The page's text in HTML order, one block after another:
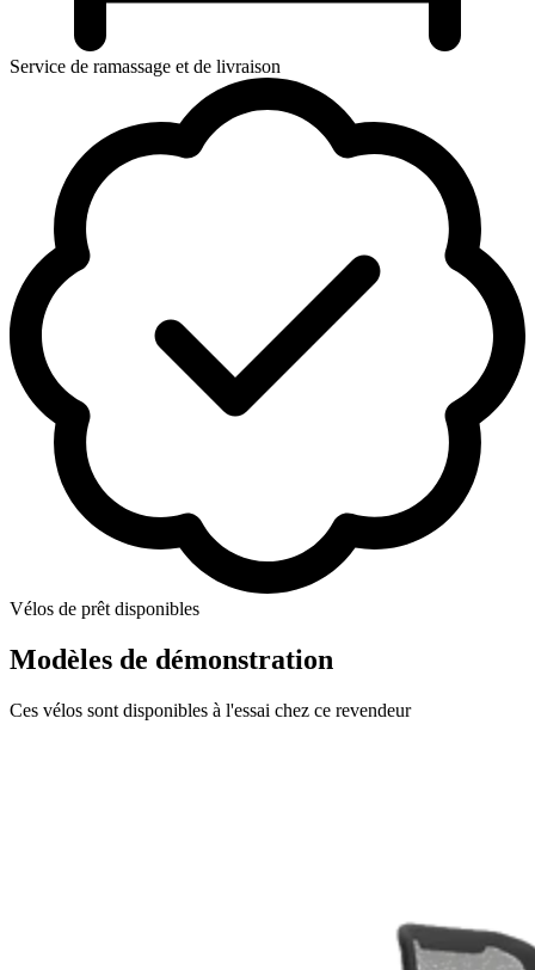
Service de ramassage et de livraison
Vélos de prêt disponibles
Modèles de démonstration
Ces vélos sont disponibles à l'essai chez ce revendeur